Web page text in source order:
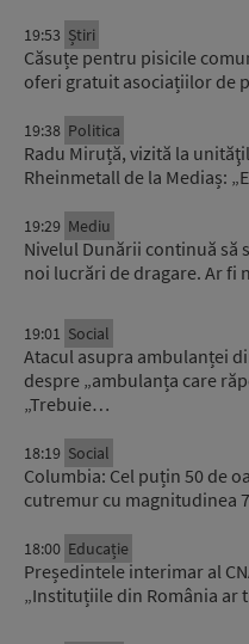
19:53 Știri
Căsuțe pentru pisicile
oferi gratuit asociațiilor de
19:38 Politica
Radu Miruță, vizită la
Rheinmetall de la Mediaș:
19:29 Mediu
Nivelul Dunării continuă să
noi lucrări de dragare. Ar
19:01 Social
Atacul asupra ambulanței
despre „ambulanța care
„Trebuie…
18:19 Social
Columbia: Cel puțin 50 de
cutremur cu magnitudinea
18:00 Educație
Președintele interimar al
„Instituțiile din România